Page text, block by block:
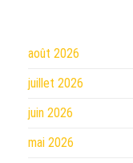
août 2026
juillet 2026
juin 2026
mai 2026